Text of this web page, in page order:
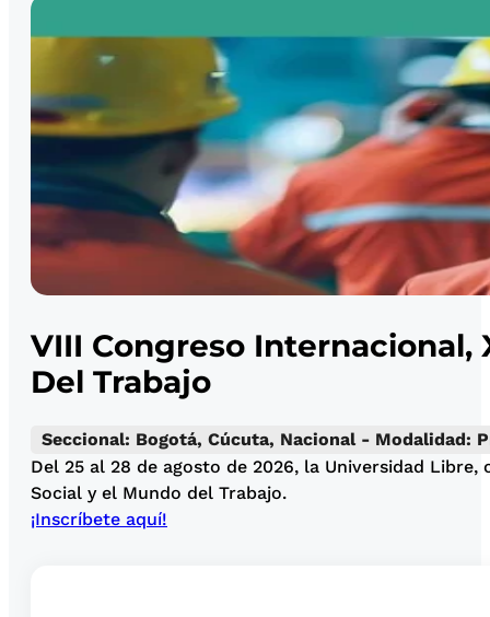
VIII Congreso Internacional,
Del Trabajo
Seccional: Bogotá, Cúcuta, Nacional - Modalidad:
Del 25 al 28 de agosto de 2026, la Universidad
Social y el Mundo del Trabajo.
¡Inscríbete aquí!